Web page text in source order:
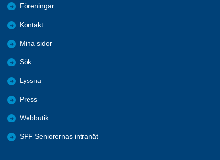
Föreningar
Kontakt
Mina sidor
Sök
Lyssna
Press
Webbutik
SPF Seniorernas intranät